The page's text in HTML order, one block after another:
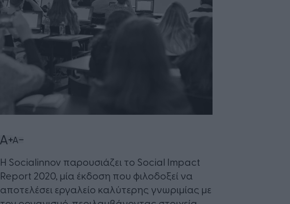
H Socialinnov παρουσιάζει το Social Impact
Report 2020, μία έκδοση που φιλοδοξεί να
αποτελέσει εργαλείο καλύτερης γνωριμίας με